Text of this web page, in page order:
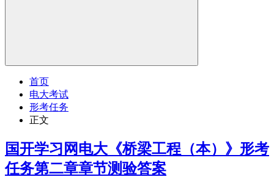
首页
电大考试
形考任务
正文
国开学习网电大《桥梁工程（本）》形考
任务第二章章节测验答案